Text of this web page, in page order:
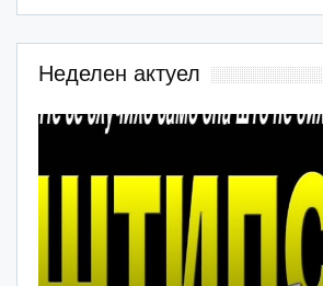
Неделен актуел